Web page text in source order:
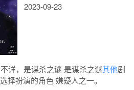
2023-09-23
详，是谋杀之谜 是谋杀之谜其他剧
择扮演的角色 嫌疑人之一。